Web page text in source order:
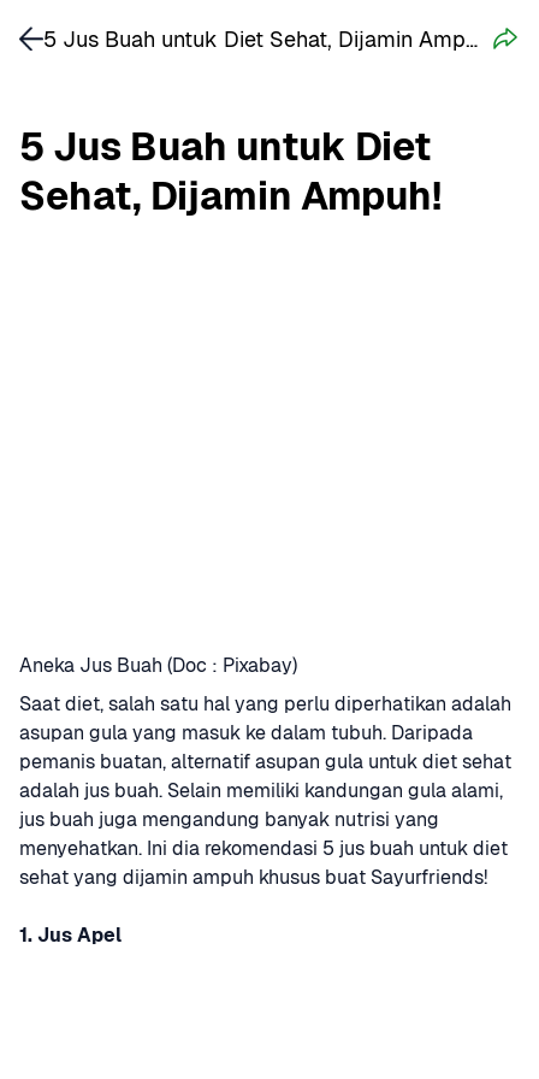
5 Jus Buah untuk Diet
Sehat, Dijamin Ampuh!
Aneka Jus Buah (Doc : Pixabay)
Saat diet, salah satu hal yang perlu diperhatikan adalah
asupan gula yang masuk ke dalam tubuh. Daripada
pemanis buatan, alternatif asupan gula untuk diet sehat
adalah jus buah. Selain memiliki kandungan gula alami,
jus buah juga mengandung banyak nutrisi yang
menyehatkan. Ini dia rekomendasi 5 jus buah untuk diet
sehat yang dijamin ampuh khusus buat Sayurfriends!
1. Jus Apel
5 Jus Buah untuk Diet Sehat, Dijamin Ampuh!